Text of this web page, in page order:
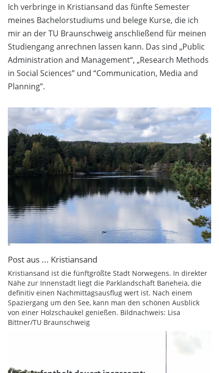
Ich verbringe in Kristiansand das fünfte Semester
meines Bachelorstudiums und belege Kurse, die ich
mir an der TU Braunschweig anschließend für meinen
Studiengang anrechnen lassen kann. Das sind „Public
Administration and Management“, „Research Methods
in Social Sciences” und “Communication, Media and
Planning”.
Post aus ... Kristiansand
Kristiansand ist die fünftgrößte Stadt Norwegens. In direkter
Nähe zur Innenstadt liegt die Parklandschaft Baneheia, die
definitiv einen Nachmittagsausflug wert ist. Nach einem
Spaziergang um den See, kann man den schönen Ausblick
von einer Holzschaukel genießen. Bildnachweis: Lisa
Bittner/TU Braunschweig